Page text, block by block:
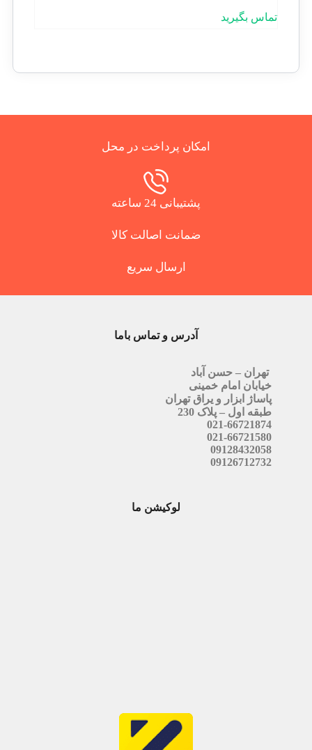
تماس بگیرید
امکان پرداخت در محل
پشتیبانی 24 ساعته
ضمانت اصالت کالا
ارسال سریع
آدرس و تماس باما
تهران – حسن آباد
خیابان امام خمینی
پاساژ ابزار و یراق تهران
طبقه اول – پلاک 230
021-66721874
021-66721580
09128432058
09126712732
لوکیشن ما